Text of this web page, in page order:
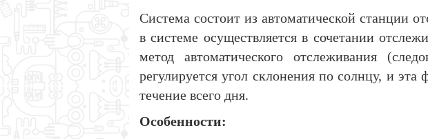
Система состоит из автоматической станции
в системе осуществляется в сочетании
метод автоматического отслеживания
регулируется угол склонения по солнцу, и
течение всего дня.
Особенности: